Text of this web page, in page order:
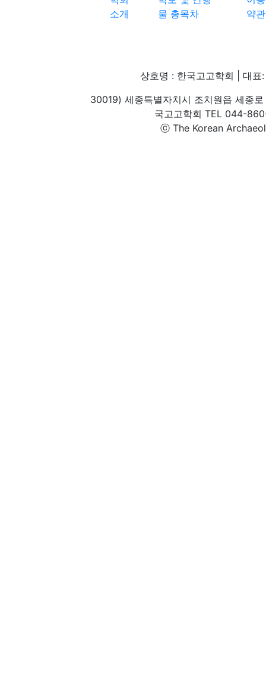
소개
물 총목차
약관
상호명 : 한국고고학회 | 대
30019) 세종특별자치시 조치원읍 세종
국고고학회 TEL 044-
ⓒ The Korean